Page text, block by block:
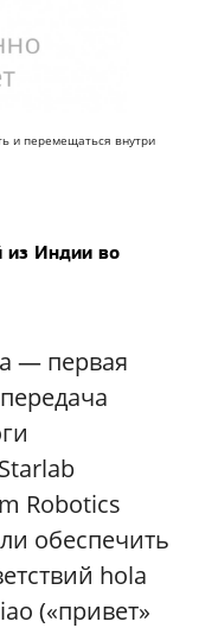
и перемещаться внутри
из Индии во
— первая
Robotics
обеспечить
hola
(«привет»